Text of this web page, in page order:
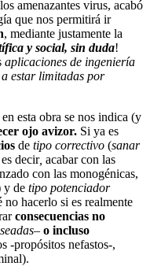
amenazantes virus, acabó
que nos permitirá ir
, mediante justamente la
y social, sin duda!
aplicaciones de ingeniería
estar limitadas por
esta obra se nos indica (y
ojo avizor. Si ya es
de tipo correctivo (sanar
es decir, acabar con las
con las monogénicas,
y de tipo potenciador
hacerlo si es realmente
consecuencias no
– o incluso
-propósitos nefastos-,